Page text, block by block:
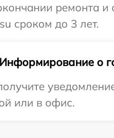
ремонта и
сроком до 3 лет.
Информирование о
или в офис.